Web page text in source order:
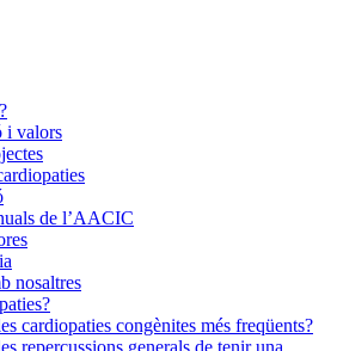
i valors
de l’AACIC
nosaltres
cardiopaties congènites més freqüents?